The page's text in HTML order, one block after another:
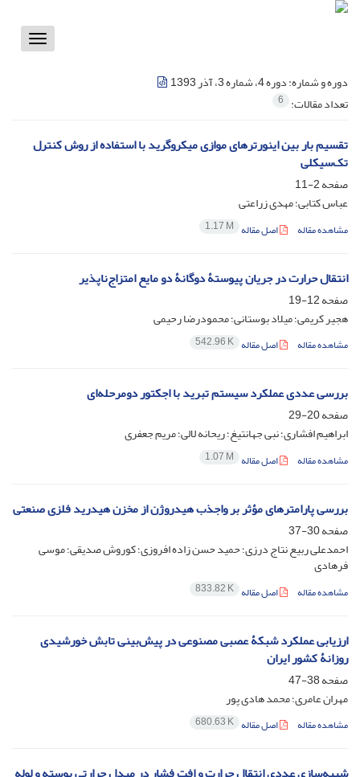
Toggle
دوره و شماره:دوره 4، شماره 3، آذر 1393
تعداد مقالات: 6
تقسیم بار بین اینورترهای موازی میکروگرید با استفاده از روش کنترل
تک‌سیکلی
صفحه2-11
عباس کتابی؛ مهدی زراعتی
مشاهده مقاله اصل مقاله 1.17 M
انتقال حرارت در جریان پیوستۀ دوگانۀ دو مایع امتزاج‌ناپذیر
صفحه12-19
هجیر کریمی؛ میلاد بوستانی؛ محمودرضا رحیمی
مشاهده مقاله اصل مقاله 542.96 K
بررسی عددی عملکرد سیستم تبرید با اجکتور دومرحله‌ای
صفحه20-29
ابراهیم افشاری؛ نبی جهانتیغ؛ ریحانه لالی؛ مریم جعفری
مشاهده مقاله اصل مقاله 1.07 M
بررسی پارامترهای مؤثر بر واجذب هیدروژن از مخزن هیدرید فلزی صنعتی
صفحه30-37
احمدعلی ربیع نتاج درزی؛ حمید حسن زاده افروزی؛ کوروش صدیقی؛ موسی
فرهادی
مشاهده مقاله اصل مقاله 833.82 K
ارزیابی عملکرد شبکۀ عصبی مصنوعی در پیش‌بینی تابش خورشیدی
روزانۀ کشور ایران
صفحه38-47
مهران عامری؛ محمد هادی پور
مشاهده مقاله اصل مقاله 680.63 K